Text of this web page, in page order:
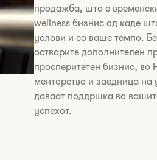
продажба, што е
wellness бизнис од каде
услови и со ваше темпо.
остварите дополнителен
просперитетен бизнис, во
менторство и заедница
даваат поддршка во
успехот.​​​